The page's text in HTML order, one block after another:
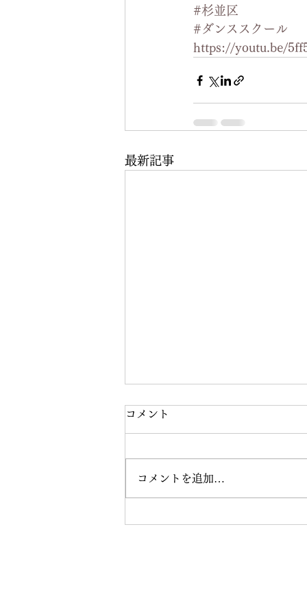
#杉並区
#ダンススクール
https://youtu.be/
最新記事
【8月 月曜日HIPHOPレッス
コメント
コメントを追加…